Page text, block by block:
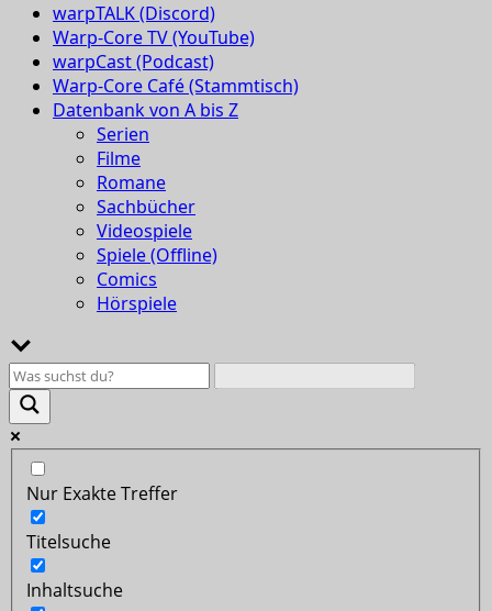
warpTALK (Discord)
Warp-Core TV (YouTube)
warpCast (Podcast)
Warp-Core Café (Stammtisch)
Datenbank von A bis Z
Serien
Filme
Romane
Sachbücher
Videospiele
Spiele (Offline)
Comics
Hörspiele
Nur Exakte Treffer
Titelsuche
Inhaltsuche